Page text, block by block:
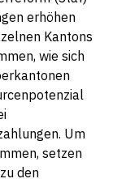
erhöhen
Kantons
wie sich
Um
setzen
den